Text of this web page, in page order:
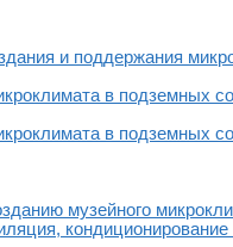
и поддержания
в подземных
в подземных
музейного
кондиционирование